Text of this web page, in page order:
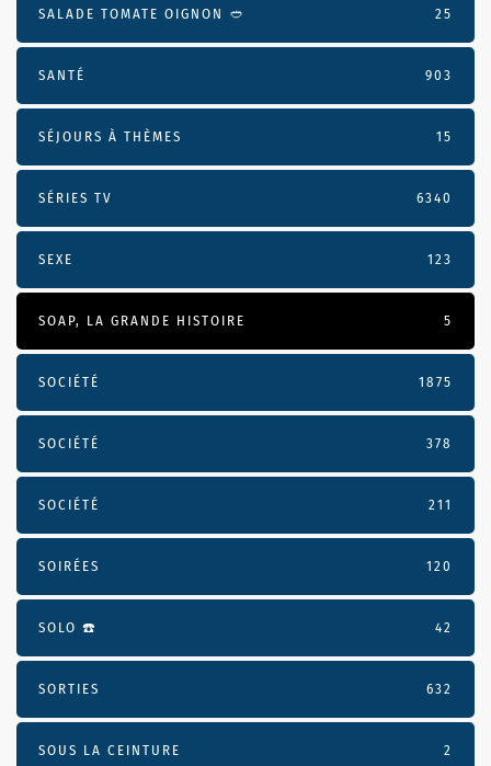
SALADE TOMATE OIGNON 🥙 25
SANTÉ 903
SÉJOURS À THÈMES 15
SÉRIES TV 6340
SEXE 123
SOAP, LA GRANDE HISTOIRE 5
SOCIÉTÉ 1875
SOCIÉTÉ 378
SOCIÉTÉ 211
SOIRÉES 120
SOLO ☎️ 42
SORTIES 632
SOUS LA CEINTURE 2